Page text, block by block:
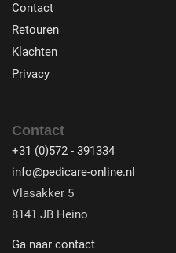
Contact
Retouren
Klachten
Privacy
Contact
+31 (0)572 - 391334
info@pedicare-online.nl
Vlasakker 5
8141 JB Heino
Ga naar contact